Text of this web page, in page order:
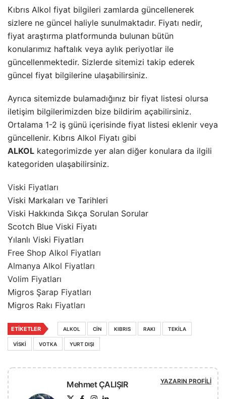
Kıbrıs Alkol fiyat bilgileri zamlarda güncellenerek
sizlere ne güncel haliyle sunulmaktadır. Fiyatı nedir,
fiyat araştırma platformunda bulunan bütün
konularımız haftalık veya aylık periyotlar ile
güncellenmektedir. Sizlerde sitemizi takip ederek
güncel fiyat bilgilerine ulaşabilirsiniz.
Ayrıca sitemizde bulamadığınız bir fiyat listesi olursa
iletişim bilgilerimizden bize bildirim açabilirsiniz.
Ortalama 1-2 iş günü içerisinde fiyat listesi eklenir veya
güncellenir. Kıbrıs Alkol Fiyatı gibi
ALKOL kategorimizde yer alan diğer konulara da ilgili
kategoriden ulaşabilirsiniz.
Viski Fiyatları
Viski Markaları ve Tarihleri
Viski Hakkında Sıkça Sorulan Sorular
Scotch Blue Viski Fiyatı
Yılanlı Viski Fiyatları
Free Shop Alkol Fiyatları
Almanya Alkol Fiyatları
Volim Fiyatları
Migros Şarap Fiyatları
Migros Rakı Fiyatları
ETIKETLER ALKOL CIN KIBRIS RAKI TEKILA
VISKI VOTKA YURT DIŞI
Mehmet ÇALIŞIR YAZARIN PROFILI